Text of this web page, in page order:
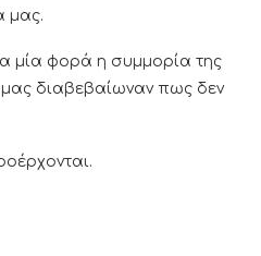
μας.
μία φορά η συμμορία της
διαβεβαίωναν πως δεν